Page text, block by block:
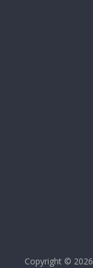
Copyright © 2026